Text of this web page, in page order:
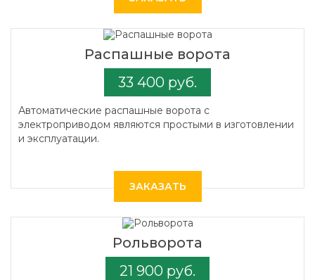
Распашные ворота
33 400 руб.
Автоматические распашные ворота с
электроприводом являются простыми в изготовлении
и эксплуатации.
ЗАКАЗАТЬ
Рольворота
21 900 руб.